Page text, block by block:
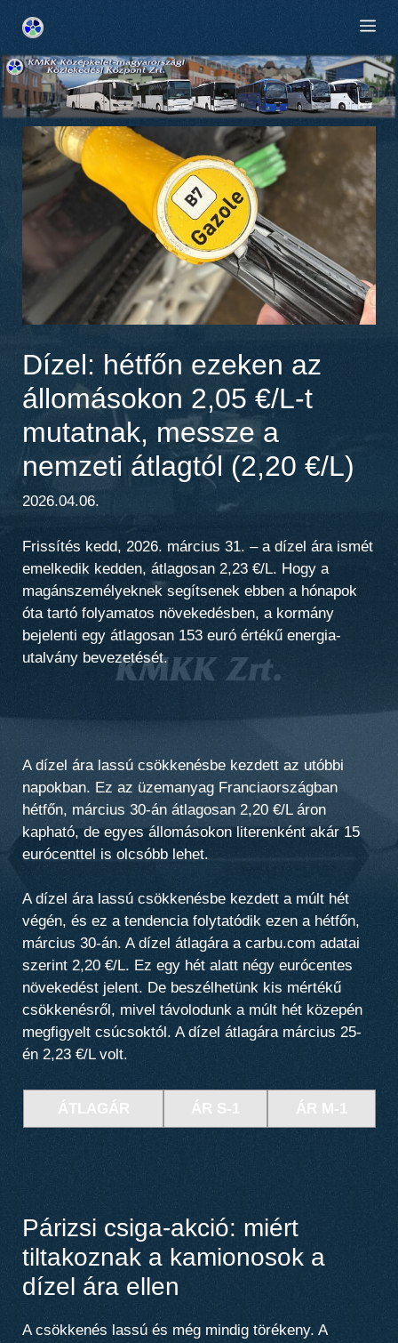
tartalomba
Dízel: hétfőn ezeken az
állomásokon 2,05 €/L-t
mutatnak, messze a
nemzeti átlagtól (2,20 €/L)
2026.04.06.
Frissítés kedd, 2026. március 31. – a dízel ára ismét
emelkedik kedden, átlagosan 2,23 €/L. Hogy a
magánszemélyeknek segítsenek ebben a hónapok
óta tartó folyamatos növekedésben, a kormány
bejelenti egy átlagosan 153 euró értékű energia-
utalvány bevezetését.
A dízel ára lassú csökkenésbe kezdett az utóbbi
napokban. Ez az üzemanyag Franciaországban
hétfőn, március 30-án átlagosan 2,20 €/L áron
kapható, de egyes állomásokon literenként akár 15
eurócenttel is olcsóbb lehet.
A dízel ára lassú csökkenésbe kezdett a múlt hét
végén, és ez a tendencia folytatódik ezen a hétfőn,
március 30-án. A dízel átlagára a carbu.com adatai
szerint 2,20 €/L. Ez egy hét alatt négy eurócentes
növekedést jelent. De beszélhetünk kis mértékű
csökkenésről, mivel távolodunk a múlt hét közepén
megfigyelt csúcsoktól. A dízel átlagára március 25-
én 2,23 €/L volt.
ÁTLAGÁR ÁR S-1 ÁR M-1
Párizsi csiga-akció: miért
tiltakoznak a kamionosok a
dízel ára ellen
A csökkenés lassú és még mindig törékeny. A